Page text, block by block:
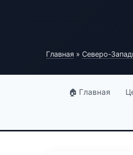
Главная » Северо-
🏠 Главная